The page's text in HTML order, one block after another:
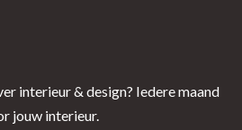
interieur & design? Iedere maand
jouw interieur.